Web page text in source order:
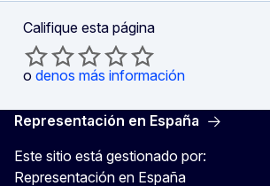
Califique esta página
o denos más información
Representación en España
Este sitio está gestionado por:
Representación en España